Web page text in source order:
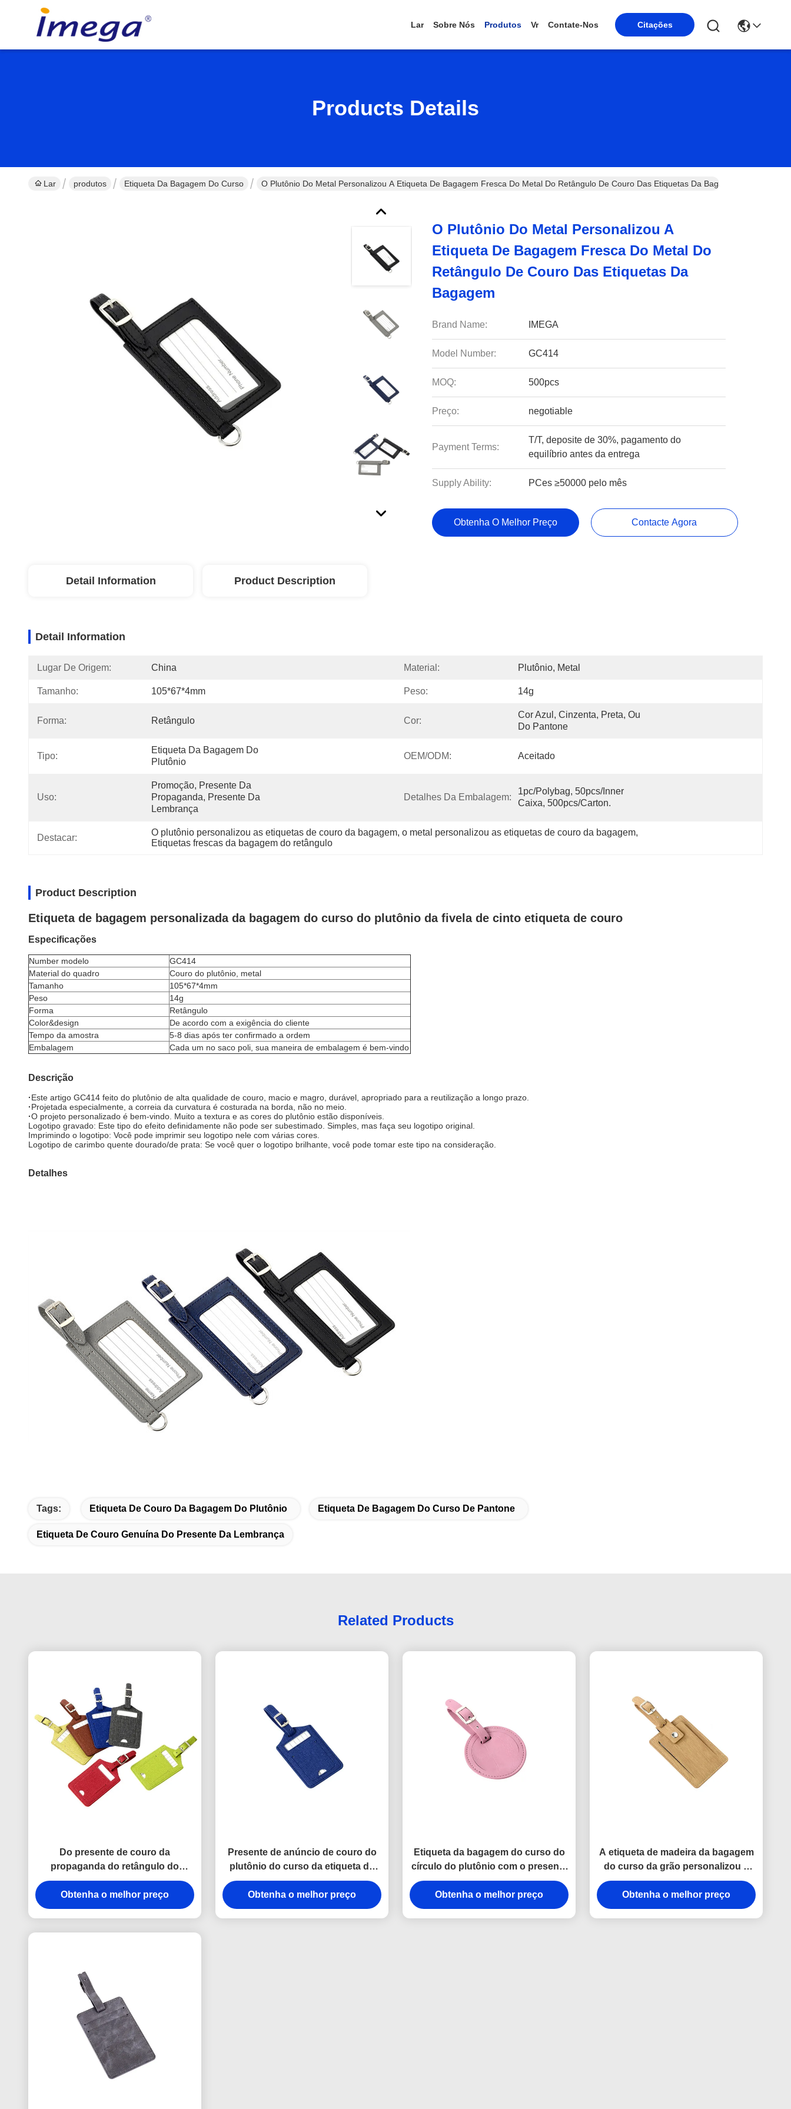
Lar Sobre Nós Produtos Vr Contate-Nos Citações
Products Details
Lar produtos Etiqueta Da Bagagem Do Curso O Plutônio Do Metal Personalizou A Etiqueta De Bagagem Fresca Do Metal Do Retângulo De Couro Das Etiquetas Da Bagagem
O Plutônio Do Metal Personalizou A
Etiqueta De Bagagem Fresca Do Metal Do
Retângulo De Couro Das Etiquetas Da
Bagagem
Brand Name: IMEGA
Model Number: GC414
MOQ: 500pcs
Preço: negotiable
Payment Terms:
T/T, deposite de 30%, pagamento do
equilíbrio antes da entrega
Supply Ability: PCes ≥50000 pelo mês
Obtenha O Melhor Preço Contacte Agora
Detail Information Product Description
Detail Information
Lugar De Origem: China Material: Plutônio, Metal
Tamanho: 105*67*4mm Peso: 14g
Forma: Retângulo Cor:
Cor Azul, Cinzenta, Preta, Ou
Do Pantone
Tipo:
Etiqueta Da Bagagem Do
Plutônio
OEM/ODM: Aceitado
Uso:
Promoção, Presente Da
Propaganda, Presente Da
Lembrança
Detalhes Da Embalagem:
1pc/polybag, 50pcs/inner
Caixa, 500pcs/carton.
Destacar:
O plutônio personalizou as etiquetas de couro da bagagem, o metal personalizou as etiquetas de couro da bagagem,
Etiquetas frescas da bagagem do retângulo
Product Description
Etiqueta de bagagem personalizada da bagagem do curso do plutônio da fivela de cinto etiqueta de couro
Especificações
Number modelo
GC414
Material do quadro
Couro do plutônio, metal
Tamanho
105*67*4mm
Peso
14g
Forma
Retângulo
Color&design
De acordo com a exigência do cliente
Tempo da amostra
5-8 dias após ter confirmado a ordem
Embalagem
Cada um no saco poli, sua maneira de embalagem é bem-vindo
Descrição
·Este artigo GC414 feito do plutônio de alta qualidade de couro, macio e magro, durável, apropriado para a reutilização a longo prazo.
·Projetada especialmente, a correia da curvatura é costurada na borda, não no meio.
·O projeto personalizado é bem-vindo. Muito a textura e as cores do plutônio estão disponíveis.
Logotipo gravado: Este tipo do efeito definidamente não pode ser subestimado. Simples, mas faça seu logotipo original.
Imprimindo o logotipo: Você pode imprimir seu logotipo nele com várias cores.
Logotipo de carimbo quente dourado/de prata: Se você quer o logotipo brilhante, você pode tomar este tipo na consideração.
Detalhes
Tags: Etiqueta De Couro Da Bagagem Do Plutônio Etiqueta De Bagagem Do Curso De Pantone
Etiqueta De Couro Genuína Do Presente Da Lembrança
Related Products
Do presente de couro da
propaganda do retângulo do
plutônio da etiqueta da bagagem
do curso de Pantone logotipo de
carimbo quente
Obtenha o melhor preço
Presente de anúncio de couro do
plutônio do curso da etiqueta da
bagagem da tela do retângulo da
cor de Pantone
Obtenha o melhor preço
Etiqueta da bagagem do curso do
círculo do plutônio com o presente
da propaganda da correia da
curvatura
Obtenha o melhor preço
A etiqueta de madeira da bagagem
do curso da grão personalizou o
plutônio do couro genuíno
Obtenha o melhor preço